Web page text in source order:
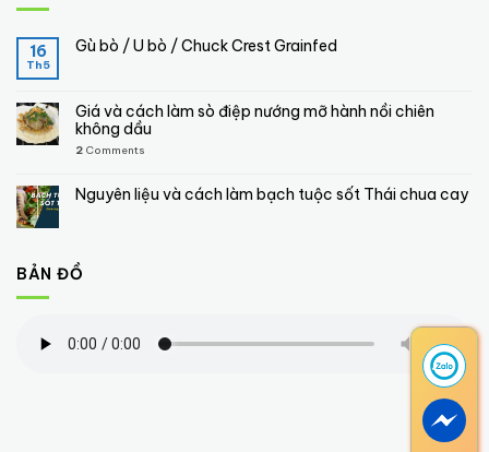
16
Th5
Gù bò / U bò / Chuck Crest Grainfed
Giá và cách làm sò điệp nướng mỡ hành nồi chiên
không dầu
2 Comments
Nguyên liệu và cách làm bạch tuộc sốt Thái chua cay
BẢN ĐỒ